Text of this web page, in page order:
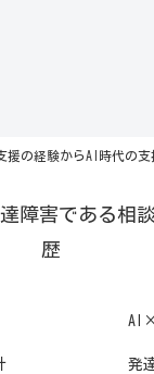
援の経験からAI時代の支
障害である相
歴
発